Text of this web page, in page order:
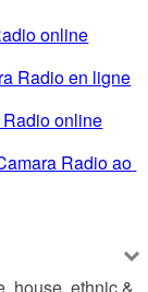
online
Radio en ligne
online
Radio ao